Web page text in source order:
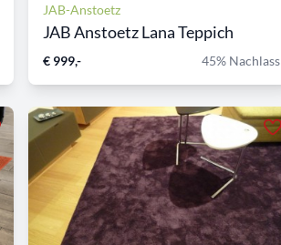
JAB-Anstoetz
JAB Anstoetz Lana Teppich
€ 999,- 45% Nachlass